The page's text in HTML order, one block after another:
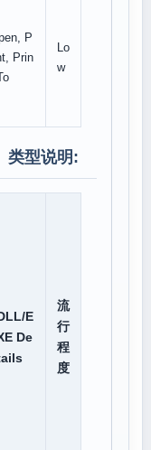
P
Prin
Lo
w
类型说明:
E
De
流
行
程
度